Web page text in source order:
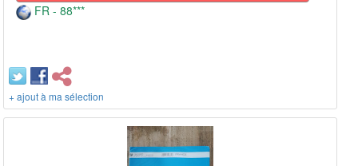
FR - 88***
+ ajout à ma sélection